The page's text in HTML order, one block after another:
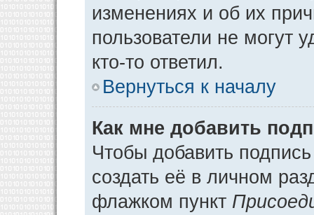
изменениях и об их
пользователи не могут
кто-то ответил.
Вернуться к началу
Как мне добавить
Чтобы добавить
создать её в личном
флажком пункт